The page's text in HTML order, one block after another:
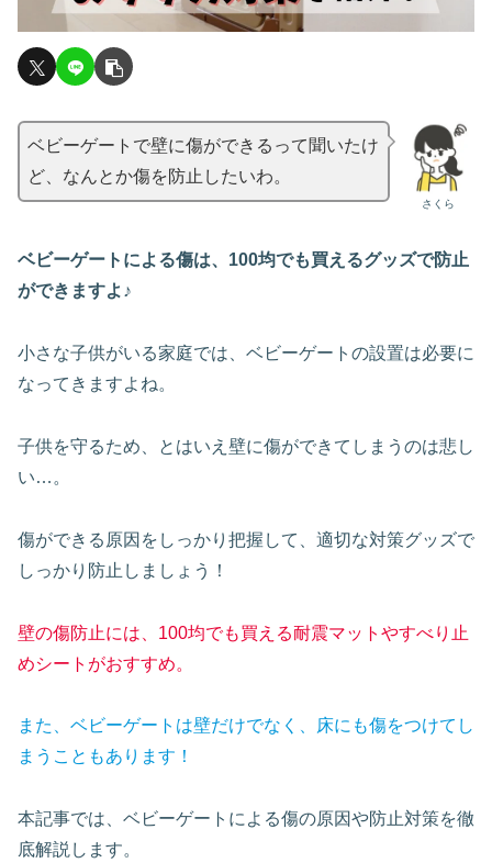
さくら
ベビーゲートで壁に傷ができるって聞いたけ
ど、なんとか傷を防止したいわ。
ベビーゲートによる傷は、100均でも買えるグッズで防止
ができますよ♪
小さな子供がいる家庭では、ベビーゲートの設置は必要に
なってきますよね。
子供を守るため、とはいえ壁に傷ができてしまうのは悲し
い…。
傷ができる原因をしっかり把握して、適切な対策グッズで
しっかり防止しましょう！
壁の傷防止には、100均でも買える耐震マットやすべり止
めシートがおすすめ。
また、ベビーゲートは壁だけでなく、床にも傷をつけてし
まうこともあります！
本記事では、ベビーゲートによる傷の原因や防止対策を徹
底解説します。